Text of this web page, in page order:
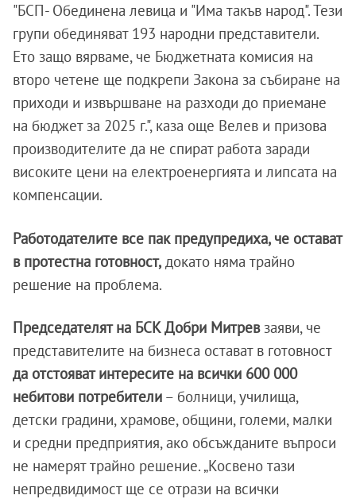
"БСП- Обединена левица и "Има такъв народ". Тези
групи обединяват 193 народни представители.
Ето защо вярваме, че Бюджетната комисия на
второ четене ще подкрепи Закона за събиране на
приходи и извършване на разходи до приемане
на бюджет за 2025 г.", каза още Велев и призова
производителите да не спират работа заради
високите цени на електроенергията и липсата на
компенсации.
Работодателите все пак предупредиха, че остават
в протестна готовност, докато няма трайно
решение на проблема.
Председателят на БСК Добри Митрев заяви, че
представителите на бизнеса остават в готовност
да отстояват интересите на всички 600 000
небитови потребители – болници, училища,
детски градини, храмове, общини, големи, малки
и средни предприятия, ако обсъжданите въпроси
не намерят трайно решение. „Косвено тази
непредвидимост ще се отрази на всички